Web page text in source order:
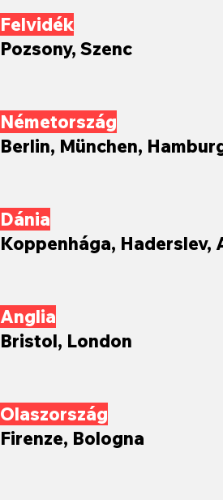
Felvidék
Pozsony, Szenc
Németország
Berlin, München,
Dánia
Koppenhága, Haderslev,
Anglia
Bristol, London
Olaszország
Firenze, Bologna